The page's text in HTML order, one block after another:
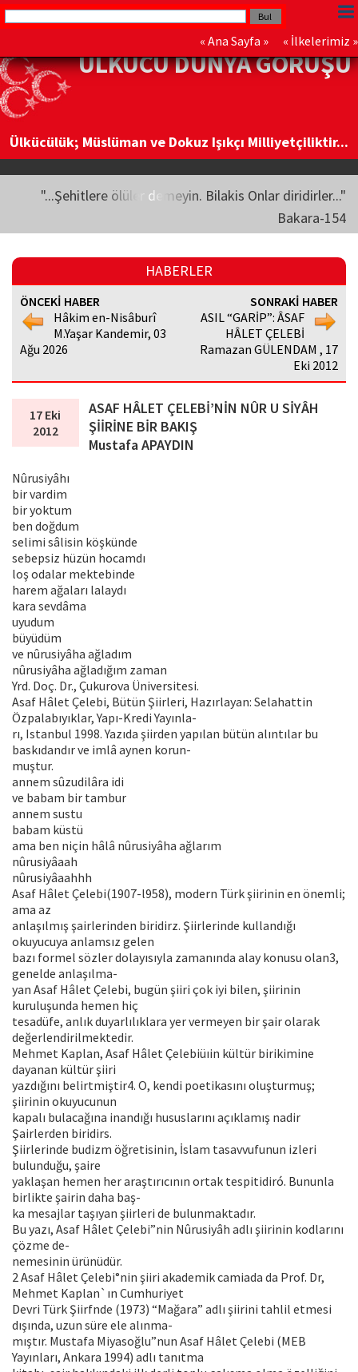
« Ana Sayfa » « İlkelerimiz »
ÜLKÜCÜ DÜNYA GÖRÜŞÜ
Ülkücülük; Müslüman ve Dokuz Işıkçı Milliyetçiliktir...
"...Şehitlere ölüler demeyin. Bilakis Onlar diridirler..."
Bakara-154
HABERLER
ÖNCEKİ HABER
Hâkim en-Nisâburî
M.Yaşar Kandemir, 03
Ağu 2026
SONRAKİ HABER
ASIL “GARİP”: ÂSAF
HÂLET ÇELEBİ
Ramazan GÜLENDAM , 17
Eki 2012
17 Eki
2012
ASAF HÂLET ÇELEBİ’NİN NÛR U SİYÂH
ŞİİRİNE BİR BAKIŞ
Mustafa APAYDIN
Nûrusiyâhı
bir vardim
bir yoktum
ben doğdum
selimi sâlisin köşkünde
sebepsiz hüzün hocamdı
loş odalar mektebinde
harem ağaları lalaydı
kara sevdâma
uyudum
büyüdüm
ve nûrusiyâha ağladım
nûrusiyâha ağladığım zaman
Yrd. Doç. Dr., Çukurova Üniversitesi.
Asaf Hâlet Çelebi, Bütün Şiirleri, Hazırlayan: Selahattin
Özpalabıyıklar, Yapı-Kredi Yayınla-
rı, Istanbul 1998. Yazıda şiirden yapılan bütün alıntılar bu
baskıdandır ve imlâ aynen korun-
muştur.
annem sûzudilâra idi
ve babam bir tambur
annem sustu
babam küstü
ama ben niçin hâlâ nûrusiyâha ağlarım
nûrusiyâaah
nûrusiyâaahhh
Asaf Hâlet Çelebi(1907-l958), modern Türk şiirinin en önemli;
ama az
anlaşılmış şairlerinden biridirz. Şiirlerinde kullandığı
okuyucuya anlamsız gelen
bazı formel sözler dolayısıyla zamanında alay konusu olan3,
genelde anlaşılma-
yan Asaf Hâlet Çelebi, bugün şiiri çok iyi bilen, şiirinin
kuruluşunda hemen hiç
tesadüfe, anlık duyarlılıklara yer vermeyen bir şair olarak
değerlendirilmektedir.
Mehmet Kaplan, Asaf Hâlet Çelebiüıin kültür birikimine
dayanan kültür şiiri
yazdığını belirtmiştir4. O, kendi poetikasını oluşturmuş;
şiirinin okuyucunun
kapalı bulacağına inandığı hususlarını açıklamış nadir
Şairlerden biridirs.
Şiirlerinde budizm öğretisinin, İslam tasavvufunun izleri
bulunduğu, şaire
yaklaşan hemen her araştırıcının ortak tespitidiró. Bununla
birlikte şairin daha baş-
ka mesajlar taşıyan şiirleri de bulunmaktadır.
Bu yazı, Asaf Hâlet Çelebi”nin Nûrusiyâh adlı şiirinin kodlarını
çözme de-
nemesinin ürünüdür.
2 Asaf Hâlet Çelebi°nin şiiri akademik camiada da Prof. Dr,
Mehmet Kaplan`ın Cumhuriyet
Devri Türk Şiirfnde (1973) “Mağara” adlı şiirini tahlil etmesi
dışında, uzun süre ele alınma-
mıştır. Mustafa Miyasoğlu”nun Asaf Hâlet Çelebi (MEB
Yayınları, Ankara 1994) adlı tanıtma